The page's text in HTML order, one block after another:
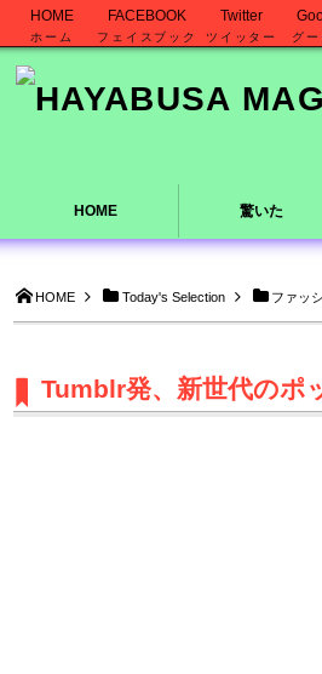
HOME Today's Selection ファッ
Tumblr発、新世代のポ
HOME
ホーム
FACEBOOK
フェイスブック
Twitter
ツイッター グ
HOME 驚いた